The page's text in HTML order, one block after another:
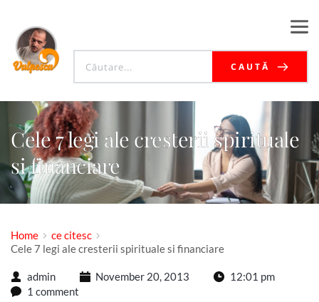
CAUTĂ
Cele 7 legi ale cresterii spirituale
si financiare
Home
ce citesc
Cele 7 legi ale cresterii spirituale si financiare
admin November 20, 2013
12:01 pm
1 comment